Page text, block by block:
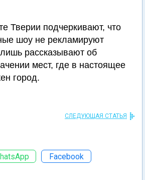
Тверии подчеркивают, что
шоу не рекламируют
рассказывают об
мест, где в настоящее
город.
СЛЕДУЮЩАЯ СТАТЬЯ
Facebook